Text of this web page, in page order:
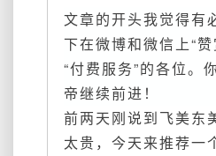
商
务
免
退
文章的开头我觉得有
下在微博和微信上“
“付费服务”的各位。
帝继续前进！
前两天刚说到飞美东
太贵，今天来推荐一